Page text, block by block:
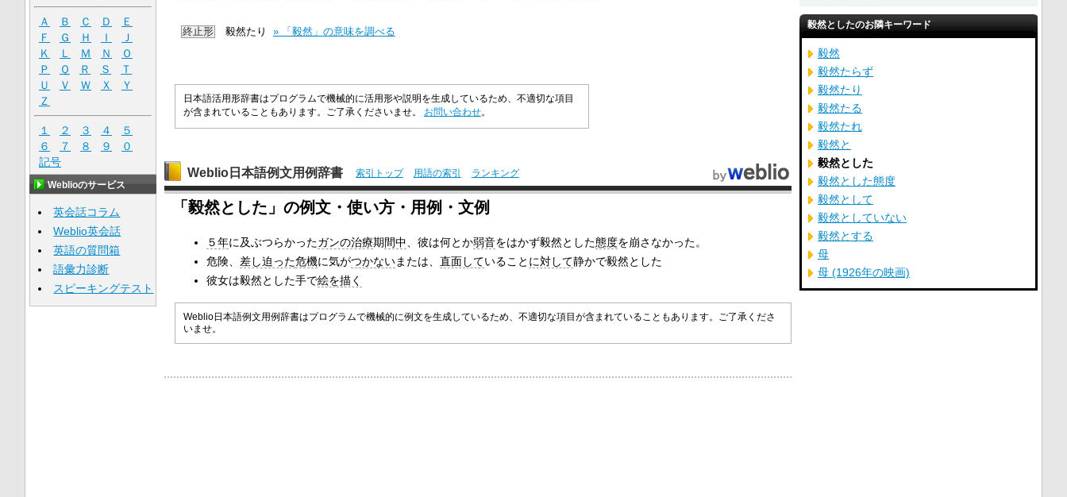
終止形 毅然たり » 「毅然」の意味を調べる
日本語活用形辞書はプログラムで機械的に活用形や説明を生成しているため、不適切な項目
が含まれていることもあります。ご了承くださいませ。 お問い合わせ。
Weblio日本語例文用例辞書 索引トップ 用語の索引 ランキング
「毅然とした」の例文・使い方・用例・文例
５年に及ぶつらかったガンの治療期間中 、彼は何とか弱音をはかず毅然とした態度を崩さなかった。
危険、 差し迫った危機に気がつかないまたは、 直面していること に対して静かで毅然とした
彼女は毅然とした手で絵を描く
Weblio日本語例文用例辞書はプログラムで機械的に例文を生成しているため、不適切な項目が含まれていることもあります。ご了承くださ
いませ。
Ａ Ｂ Ｃ Ｄ
Ｅ
Ｆ
Ｇ Ｈ Ｉ
Ｊ
Ｋ
Ｌ Ｍ Ｎ
Ｏ
Ｐ
Ｑ Ｒ Ｓ
Ｔ
Ｕ
Ｖ Ｗ Ｘ
Ｙ
Ｚ
１ ２ ３ ４
５
６
７ ８ ９
０
記号
Weblioのサービス
英会話コラム
Weblio英会話
英語の質問箱
語彙力診断
スピーキングテスト
毅然としたのお隣キーワード
毅然
毅然たらず
毅然たり
毅然たる
毅然たれ
毅然と
毅然とした
毅然とした態度
毅然として
毅然としていない
毅然とする
母
母 (1926年の映画)